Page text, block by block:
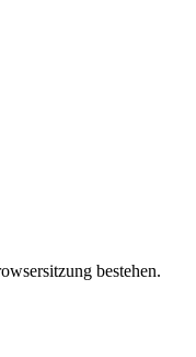
bestehen.